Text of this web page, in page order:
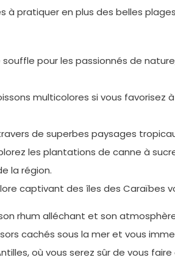
à pratiquer en plus des belles
pour les passionnés de
multicolores si vous favorisez
de superbes paysages
les plantations de canne à
la région.
captivant des îles des Caraïbes
rhum alléchant et son
cachés sous la mer et vous
où vous serez sûr de vous faire